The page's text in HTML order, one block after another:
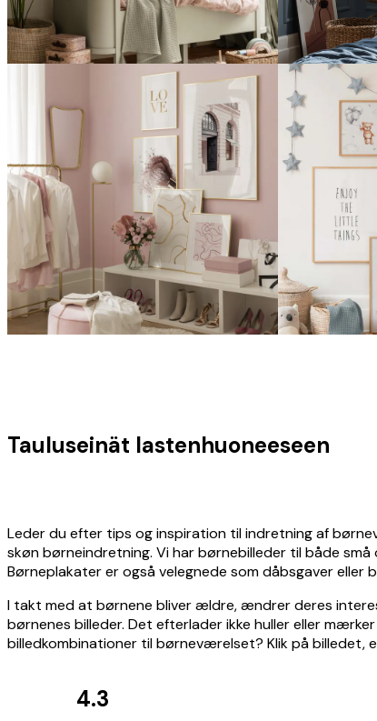
Tauluseinät lastenhuoneeseen
Leder du efter tips og inspiration til indretning af
skøn børneindretning. Vi har børnebilleder til både
Børneplakater er også velegnede som dåbsgaver eller
I takt med at børnene bliver ældre, ændrer deres
børnenes billeder. Det efterlader ikke huller eller
billedkombinationer til børneværelset? Klik på billedet,
4.3